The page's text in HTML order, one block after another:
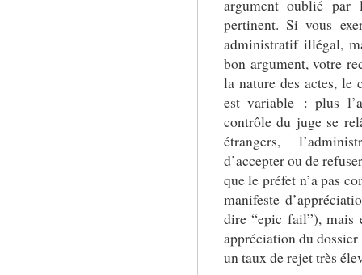
argument oublié par
pertinent. Si vous
administratif illégal,
bon argument, votre
la nature des actes, le
est variable : plus
contrôle du juge se
étrangers,
d’accepter ou de
que le préfet n’a pas
manifeste
dire “epic fail”), mais
appréciation du
un taux de rejet très